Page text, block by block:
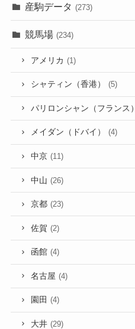
産駒データ (273)
競馬場 (234)
アメリカ (1)
シャティン（香港） (5)
パリロンシャン（フランス）
メイダン（ドバイ） (4)
中京 (11)
中山 (26)
京都 (23)
佐賀 (2)
函館 (4)
名古屋 (4)
園田 (4)
大井 (29)